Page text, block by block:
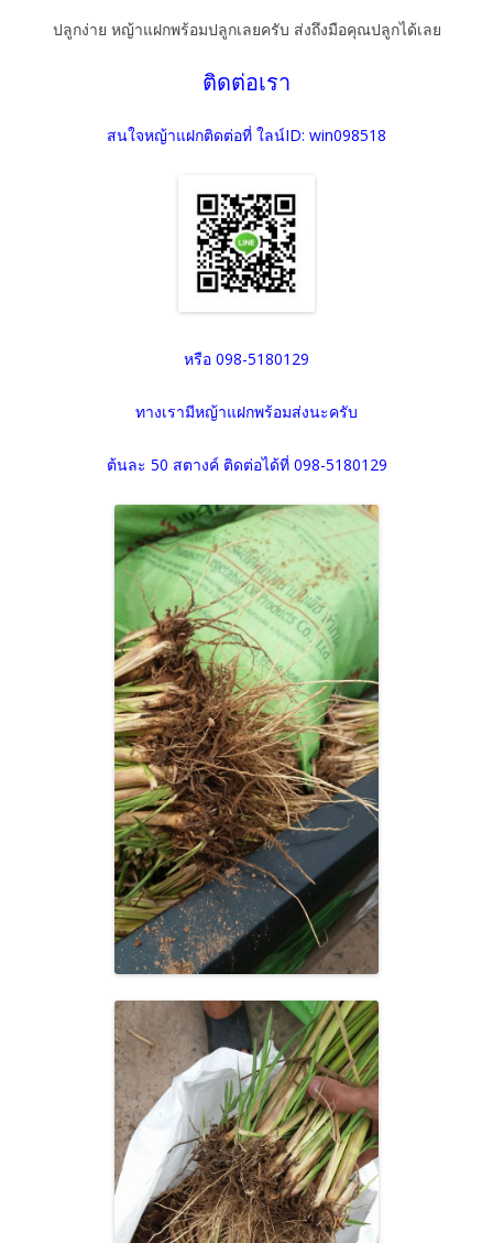
ปลูกง่าย หญ้าแฝกพร้อมปลูกเลยครับ ส่งถึงมือคุณปลูกได้เลย
ติดต่อเรา
สนใจหญ้าแฝกติดต่อที่ ใลน์ID: win098518
หรือ 098-5180129
ทางเรามีหญ้าแฝกพร้อมส่งนะครับ
ต้นละ 50 สตางค์ ติดต่อได้ที่ 098-5180129